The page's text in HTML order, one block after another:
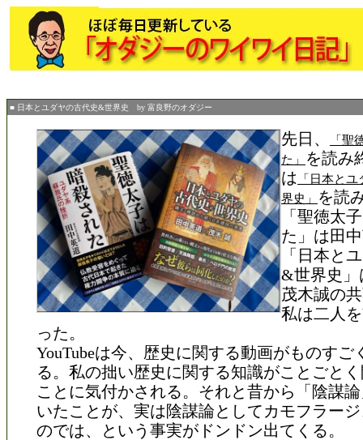
■ 日本とユダヤの古代史&世界史 by 富良野のオダジー
先日、
「聖
た」
を読み
は
「日本と
界史」
を読
「聖徳太
た」は田
「日本と
&世界史」
茂木誠の
私は二人
った。
YouTubeは今、歴史に関する動画がものすご
る。私の拙い歴史に関する知識がことごと
ことに気付かされる。それと昔から「陰謀
いたことが、実は陰謀論としてカモフラー
のでは、という事実がドンドン出てくる。